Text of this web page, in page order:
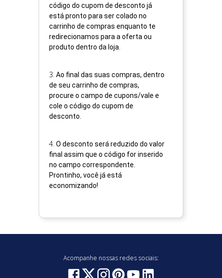
código do cupom de desconto já
está pronto para ser colado no
carrinho de compras enquanto te
redirecionamos para a oferta ou
produto dentro da loja.
3. Ao final das suas compras, dentro
de seu carrinho de compras,
procure o campo de cupons/vale e
cole o código do cupom de
desconto.
4. O desconto será reduzido do valor
final assim que o código for inserido
no campo correspondente.
Prontinho, você já está
economizando!
Acompanhe nossas redes sociais: